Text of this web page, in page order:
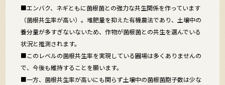
■エンバク、ネギともに菌根菌との強力な共生関係を作っています
（菌根共生率が高い）。堆肥量を抑えた有機農法であり、土壌中の
養分量が多すぎないないため、作物が菌根菌との共生を選んでいる
状況と推測されます。
■このレベルの菌根共生率を実現している圃場は多くありませんの
で、今後も維持することを願います。
■一方、菌根共生率が高いにも関らず土壌中の菌根菌胞子数は少な